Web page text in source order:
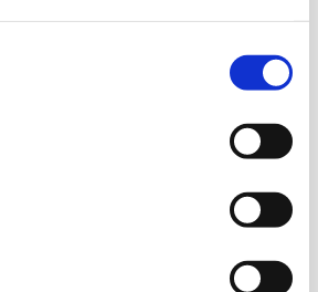
ajándéknak